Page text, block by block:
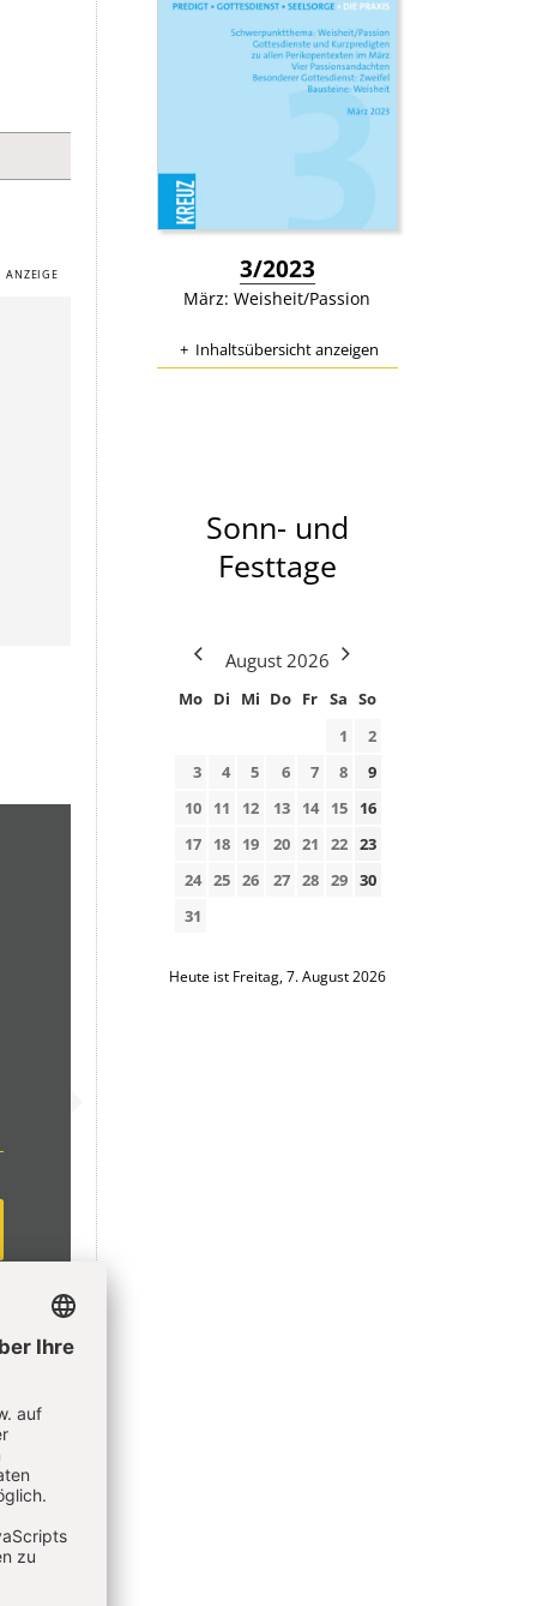
3/2023
März: Weisheit/Passion
Inhaltsübersicht anzeigen
Sonn- und
Festtage
August 2026
Mo Di Mi Do Fr Sa So
1
2
3
4 5 6 7 8
9
10
11 12 13 14 15
16
17
18 19 20 21 22 23
24 25 26 27 28 29 30
31
Heute ist Freitag, 7. August 2026